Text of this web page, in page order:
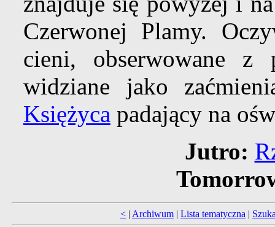
Czerwonej Plamy.
cieni, obserwowane z
widziane jako
Księżyca padający na
Jutro:
< | Archiwum | Lista tematyczna |